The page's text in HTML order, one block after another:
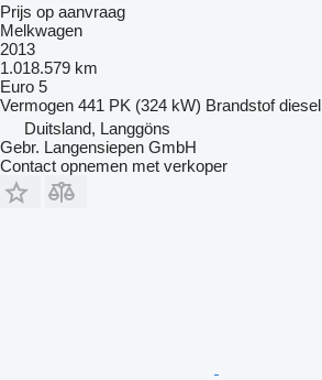
Prijs op aanvraag
Melkwagen
2013
1.018.579 km
Euro 5
Vermogen 441 PK (324 kW) Brandstof diesel
Duitsland, Langgöns
Gebr. Langensiepen GmbH
Contact opnemen met verkoper